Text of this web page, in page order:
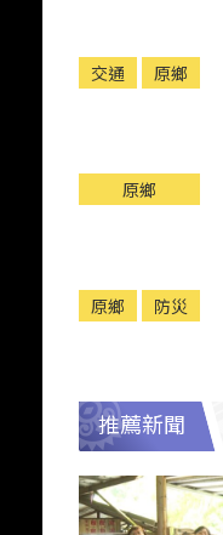
交通 原鄉
原鄉
原鄉 防災
推薦新聞